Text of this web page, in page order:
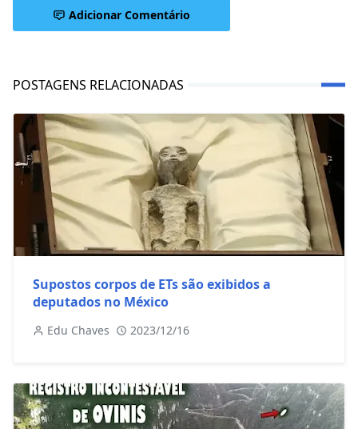
Adicionar Comentário
POSTAGENS RELACIONADAS
Supostos corpos de ETs são exibidos a
deputados no México
Edu Chaves 2023/12/16